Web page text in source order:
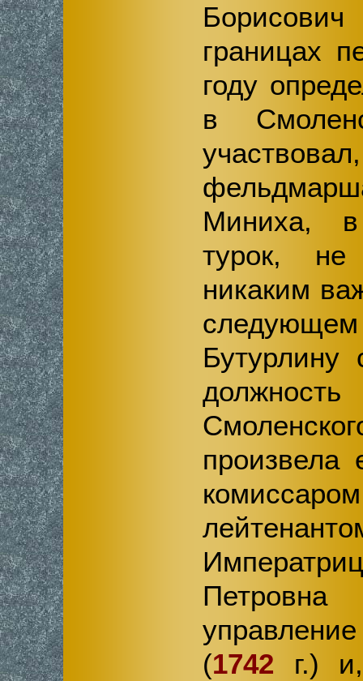
границах
году
в
Миниха,
турок, не
никаким
Бутурлину
произвела
(1742 г.)